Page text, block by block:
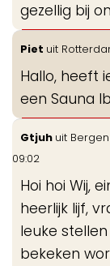
gezellig bij
Piet uit
Hallo, heeft
een Sauna
Gtjuh uit
09:02
Hoi hoi Wij,
heerlijk lijf,
leuke
bekeken